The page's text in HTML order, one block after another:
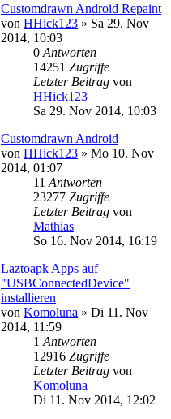
Customdrawn Android Repaint
von HHick123 » Sa 29. Nov
2014, 10:03
0 Antworten
14251 Zugriffe
Letzter Beitrag von
HHick123
Sa 29. Nov 2014, 10:03
Customdrawn Android
von HHick123 » Mo 10. Nov
2014, 01:07
11 Antworten
23277 Zugriffe
Letzter Beitrag von
Mathias
So 16. Nov 2014, 16:19
Laztoapk Apps auf
"USBConnectedDevice"
installieren
von Komoluna » Di 11. Nov
2014, 11:59
1 Antworten
12916 Zugriffe
Letzter Beitrag von
Komoluna
Di 11. Nov 2014, 12:02